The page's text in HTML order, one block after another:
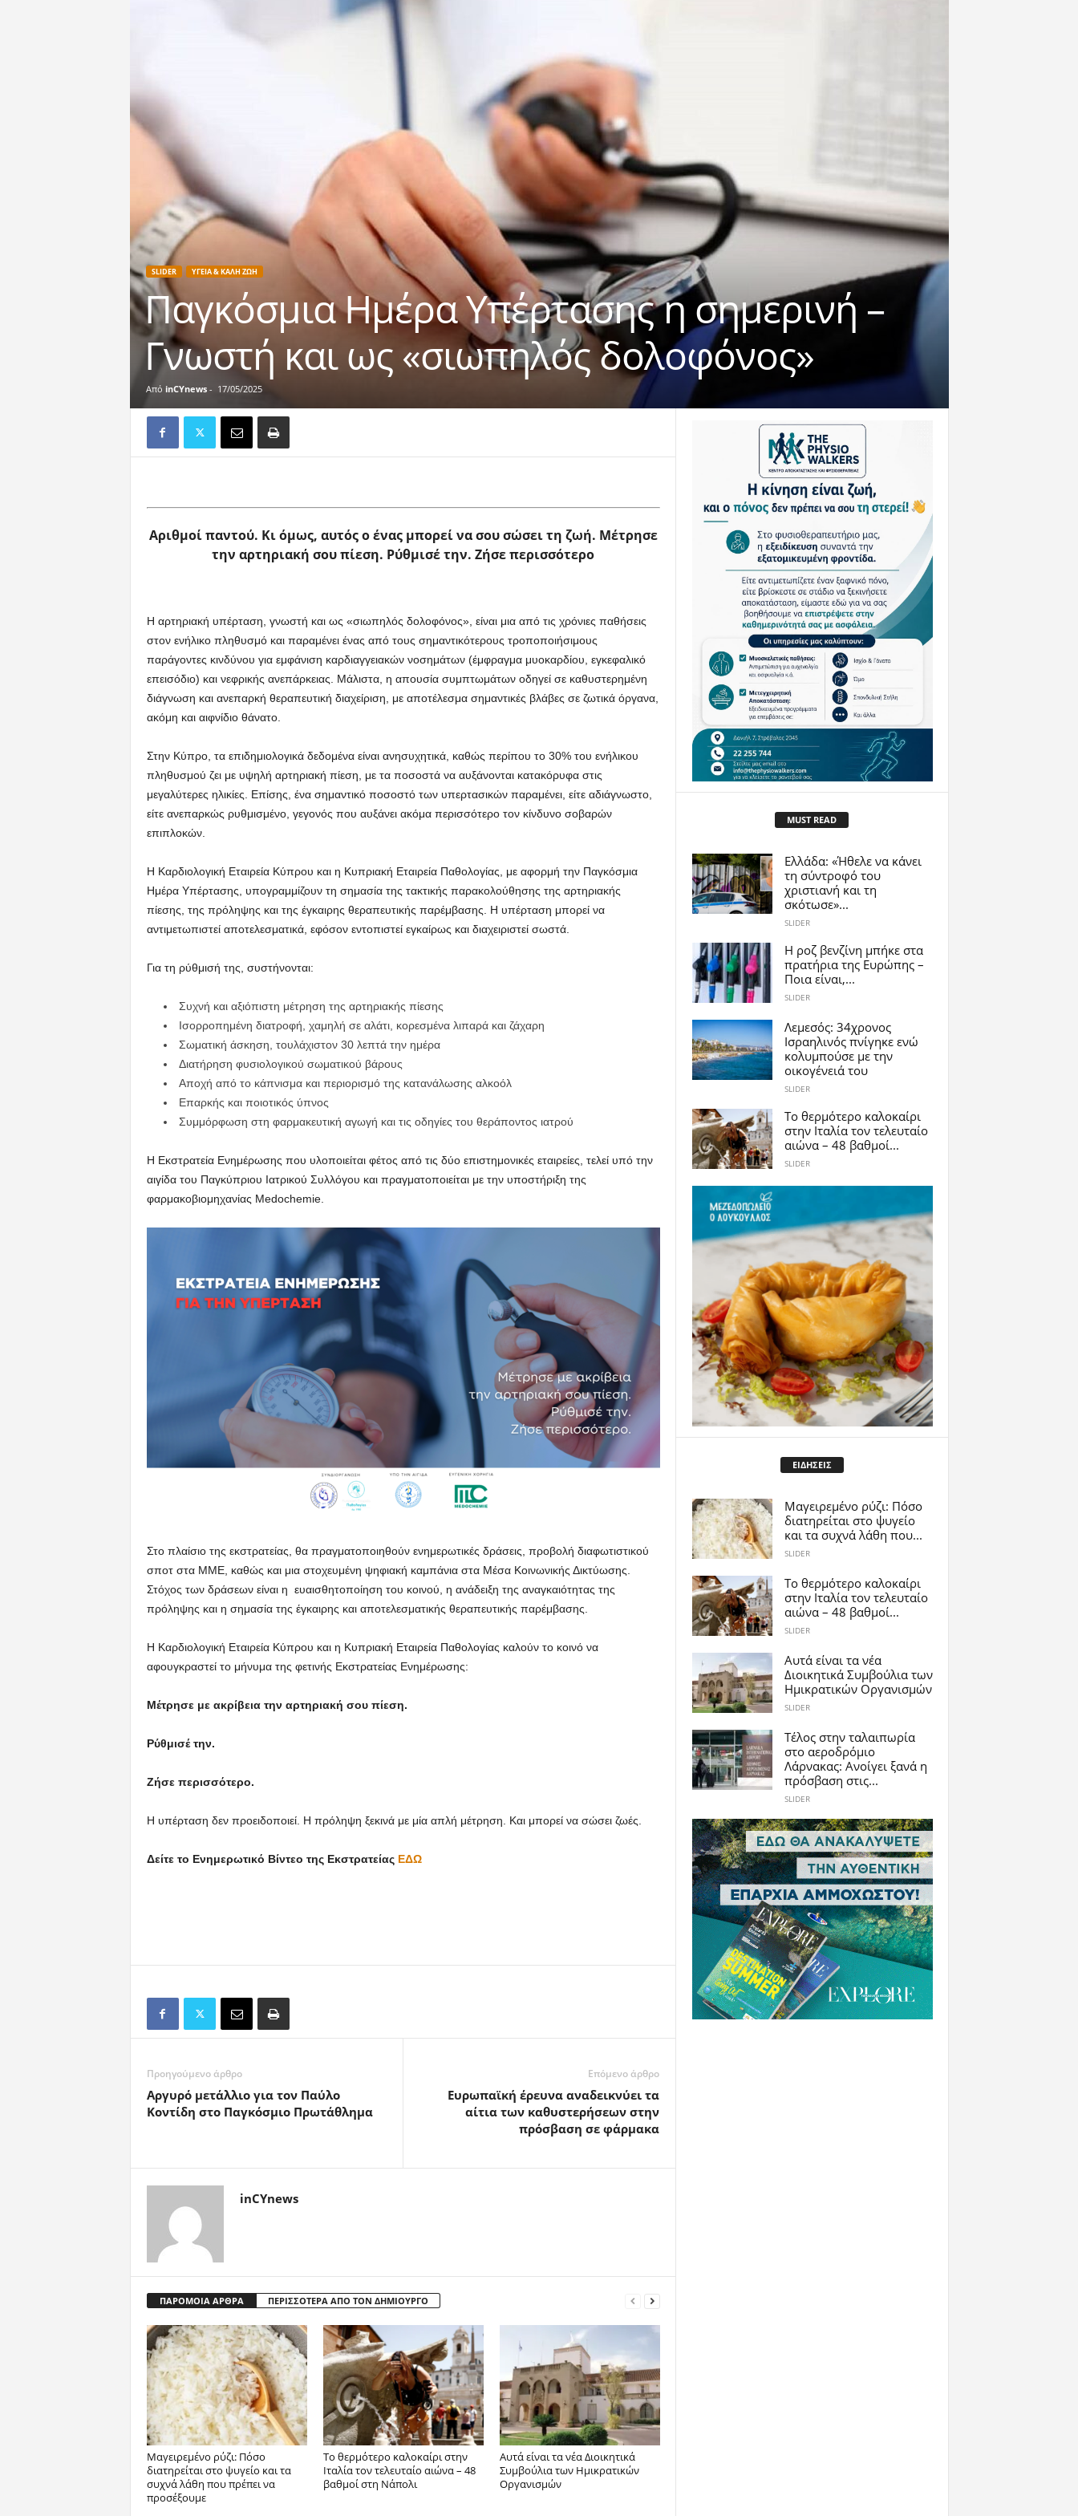
SLIDER ΥΓΕΙΑ & ΚΑΛΗ ΖΩΗ
Παγκόσμια Ημέρα Υπέρτασης η σημερινή –
Γνωστή και ως «σιωπηλός δολοφόνος»
Από inCYnews- 17/05/2025
Αριθμοί παντού. Κι όμως, αυτός ο ένας μπορεί να σου σώσει τη ζωή. Μέτρησε
την αρτηριακή σου πίεση. Ρύθμισέ την. Ζήσε περισσότερο
Η αρτηριακή υπέρταση, γνωστή και ως «σιωπηλός δολοφόνος», είναι μια από τις χρόνιες παθήσεις
στον ενήλικο πληθυσμό και παραμένει ένας από τους σημαντικότερους τροποποιήσιμους
παράγοντες κινδύνου για εμφάνιση καρδιαγγειακών νοσημάτων (έμφραγμα μυοκαρδίου, εγκεφαλικό
επεισόδιο) και νεφρικής ανεπάρκειας. Μάλιστα, η απουσία συμπτωμάτων οδηγεί σε καθυστερημένη
διάγνωση και ανεπαρκή θεραπευτική διαχείριση, με αποτέλεσμα σημαντικές βλάβες σε ζωτικά όργανα,
ακόμη και αιφνίδιο θάνατο.
Στην Κύπρο, τα επιδημιολογικά δεδομένα είναι ανησυχητικά, καθώς περίπου το 30% του ενήλικου
πληθυσμού ζει με υψηλή αρτηριακή πίεση, με τα ποσοστά να αυξάνονται κατακόρυφα στις
μεγαλύτερες ηλικίες. Επίσης, ένα σημαντικό ποσοστό των υπερτασικών παραμένει, είτε αδιάγνωστο,
είτε ανεπαρκώς ρυθμισμένο, γεγονός που αυξάνει ακόμα περισσότερο τον κίνδυνο σοβαρών
επιπλοκών.
Η Καρδιολογική Εταιρεία Κύπρου και η Κυπριακή Εταιρεία Παθολογίας, με αφορμή την Παγκόσμια
Ημέρα Υπέρτασης, υπογραμμίζουν τη σημασία της τακτικής παρακολούθησης της αρτηριακής
πίεσης, της πρόληψης και της έγκαιρης θεραπευτικής παρέμβασης. Η υπέρταση μπορεί να
αντιμετωπιστεί αποτελεσματικά, εφόσον εντοπιστεί εγκαίρως και διαχειριστεί σωστά.
Για τη ρύθμισή της, συστήνονται:
Συχνή και αξιόπιστη μέτρηση της αρτηριακής πίεσης
Ισορροπημένη διατροφή, χαμηλή σε αλάτι, κορεσμένα λιπαρά και ζάχαρη
Σωματική άσκηση, τουλάχιστον 30 λεπτά την ημέρα
Διατήρηση φυσιολογικού σωματικού βάρους
Αποχή από το κάπνισμα και περιορισμό της κατανάλωσης αλκοόλ
Επαρκής και ποιοτικός ύπνος
Συμμόρφωση στη φαρμακευτική αγωγή και τις οδηγίες του θεράποντος ιατρού
Η Εκστρατεία Ενημέρωσης που υλοποιείται φέτος από τις δύο επιστημονικές εταιρείες, τελεί υπό την
αιγίδα του Παγκύπριου Ιατρικού Συλλόγου και πραγματοποιείται με την υποστήριξη της
φαρμακοβιομηχανίας Medochemie.
Στο πλαίσιο της εκστρατείας, θα πραγματοποιηθούν ενημερωτικές δράσεις, προβολή διαφωτιστικού
σποτ στα ΜΜΕ, καθώς και μια στοχευμένη ψηφιακή καμπάνια στα Μέσα Κοινωνικής Δικτύωσης.
Στόχος των δράσεων είναι η ευαισθητοποίηση του κοινού, η ανάδειξη της αναγκαιότητας της
πρόληψης και η σημασία της έγκαιρης και αποτελεσματικής θεραπευτικής παρέμβασης.
Η Καρδιολογική Εταιρεία Κύπρου και η Κυπριακή Εταιρεία Παθολογίας καλούν το κοινό να
αφουγκραστεί το μήνυμα της φετινής Εκστρατείας Ενημέρωσης:
Μέτρησε με ακρίβεια την αρτηριακή σου πίεση.
Ρύθμισέ την.
Ζήσε περισσότερο.
Η υπέρταση δεν προειδοποιεί. Η πρόληψη ξεκινά με μία απλή μέτρηση. Και μπορεί να σώσει ζωές.
Δείτε το Ενημερωτικό Βίντεο της Εκστρατείας ΕΔΩ
Προηγούμενο άρθρο
Αργυρό μετάλλιο για τον Παύλο
Κοντίδη στο Παγκόσμιο Πρωτάθλημα
Επόμενο άρθρο
Ευρωπαϊκή έρευνα αναδεικνύει τα
αίτια των καθυστερήσεων στην
πρόσβαση σε φάρμακα
inCYnews
ΠΑΡΟΜΟΙΑ ΑΡΘΡΑ ΠΕΡΙΣΣΟΤΕΡΑ ΑΠΟ ΤΟΝ ΔΗΜΙΟΥΡΓΟ
Μαγειρεμένο ρύζι: Πόσο
διατηρείται στο ψυγείο και τα
συχνά λάθη που πρέπει να
προσέξουμε
Το θερμότερο καλοκαίρι στην
Ιταλία τον τελευταίο αιώνα – 48
βαθμοί στη Νάπολι
Αυτά είναι τα νέα Διοικητικά
Συμβούλια των Ημικρατικών
Οργανισμών
MUST READ
Ελλάδα: «Ήθελε να κάνει
τη σύντροφό του
χριστιανή και τη
σκότωσε»...
SLIDER
Η ροζ βενζίνη μπήκε στα
πρατήρια της Ευρώπης –
Ποια είναι,...
SLIDER
Λεμεσός: 34χρονος
Ισραηλινός πνίγηκε ενώ
κολυμπούσε με την
οικογένειά του
SLIDER
Το θερμότερο καλοκαίρι
στην Ιταλία τον τελευταίο
αιώνα – 48 βαθμοί...
SLIDER
ΕΙΔΗΣΕΙΣ
Μαγειρεμένο ρύζι: Πόσο
διατηρείται στο ψυγείο
και τα συχνά λάθη που...
SLIDER
Το θερμότερο καλοκαίρι
στην Ιταλία τον τελευταίο
αιώνα – 48 βαθμοί...
SLIDER
Αυτά είναι τα νέα
Διοικητικά Συμβούλια των
Ημικρατικών Οργανισμών
SLIDER
Tέλος στην ταλαιπωρία
στο αεροδρόμιο
Λάρνακας: Ανοίγει ξανά η
πρόσβαση στις...
SLIDER